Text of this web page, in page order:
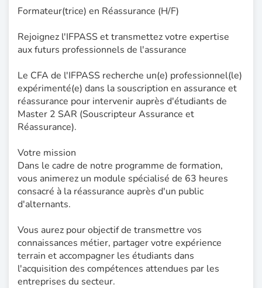
Formateur(trice) en Réassurance (H/F)
Rejoignez l'IFPASS et transmettez votre expertise
aux futurs professionnels de l'assurance
Le CFA de l'IFPASS recherche un(e) professionnel(le)
expérimenté(e) dans la souscription en assurance et
réassurance pour intervenir auprès d'étudiants de
Master 2 SAR (Souscripteur Assurance et
Réassurance).
Votre mission
Dans le cadre de notre programme de formation,
vous animerez un module spécialisé de 63 heures
consacré à la réassurance auprès d'un public
d'alternants.
Vous aurez pour objectif de transmettre vos
connaissances métier, partager votre expérience
terrain et accompagner les étudiants dans
l'acquisition des compétences attendues par les
entreprises du secteur.